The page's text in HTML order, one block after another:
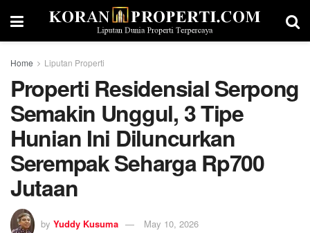
Home Liputan Properti
Properti Residensial Serpong
Semakin Unggul, 3 Tipe
Hunian Ini Diluncurkan
Serempak Seharga Rp700
Jutaan
by Yuddy Kusuma May 10, 2026